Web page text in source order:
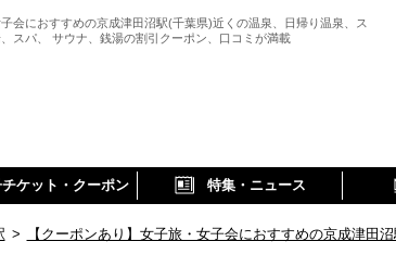
会におすすめの京成津田沼駅(千葉県)近くの温泉、日帰り温泉、ス
スパ、 サウナ、銭湯の割引クーポン、口コミが満載
チケット・クーポン 特集・ニュース
> 【クーポンあり】女子旅・女子会におすすめの京成津田